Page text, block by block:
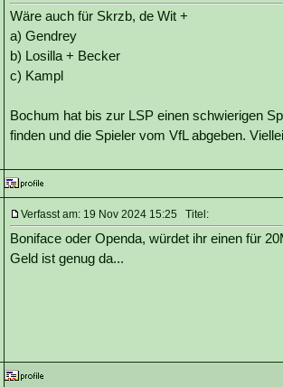
Wäre auch für Skrzb, de Wit +
a) Gendrey
b) Losilla + Becker
c) Kampl
Bochum hat bis zur LSP einen schwierigen
finden und die Spieler vom VfL abgeben.
Verfasst am: 19 Nov 2024 15:25 Titel:
Boniface oder Openda, würdet ihr einen für
Geld ist genug da...